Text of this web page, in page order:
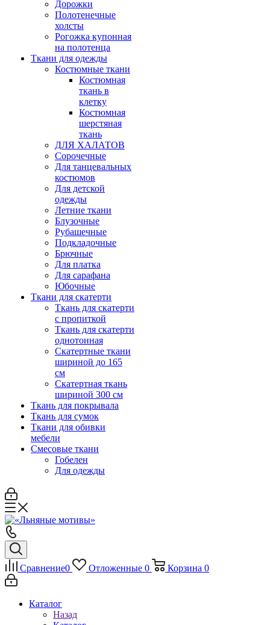
Дорожки
Полотенечные
холсты
Рогожка купонная
на полотенца
Ткани для одежды
Костюмные ткани
Костюмная
ткань в
клетку
Костюмная
шерстяная
ткань
ДЛЯ ХАЛАТОВ
Сорочечные
Для танцевальных
костюмов
Для детской
одежды
Летние ткани
Блузочные
Рубашечные
Подкладочные
Брючные
Для платка
Для сарафана
Юбочные
Ткани для скатерти
Ткань для скатерти
с пропиткой
Ткань для скатерти
однотонная
Скатертные ткани
шириной до 165
см
Скатертная ткань
шириной 300 см
Ткань для покрывала
Ткань для сумок
Ткани для обивки
мебели
Смесовые ткани
Гобелен
Для одежды
Сравнение0 Отложенные 0 Корзина 0
Каталог
Назад